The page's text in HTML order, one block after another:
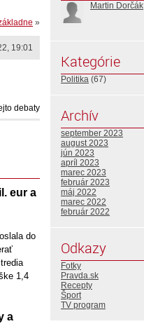
»
19:01
debaty
eur a
do
1,4
a
Martin Dorčák
Kategórie
Politika (67)
Archív
september 2023
august 2023
jún 2023
apríl 2023
marec 2023
február 2023
máj 2022
marec 2022
február 2022
Odkazy
Fotky
Pravda.sk
Recepty
Šport
TV program